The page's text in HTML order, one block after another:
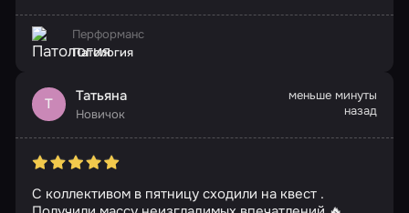
Перформанс
Патология
Т Татьяна
Новичок
меньше минуты
назад
С коллективом в пятницу сходили на квест .